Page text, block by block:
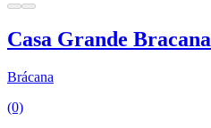
Casa Grande Bracana
Brácana
(0)